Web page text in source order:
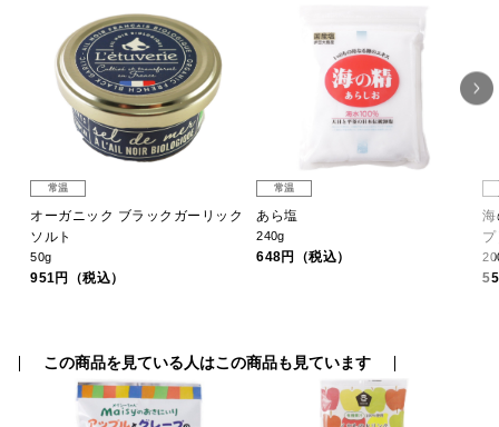
常温
オーガニック ブラックガーリック
ソルト
50g
951円（税込）
常温
あら塩
240g
648円（税込）
この商品を見ている人はこの商品も見ています